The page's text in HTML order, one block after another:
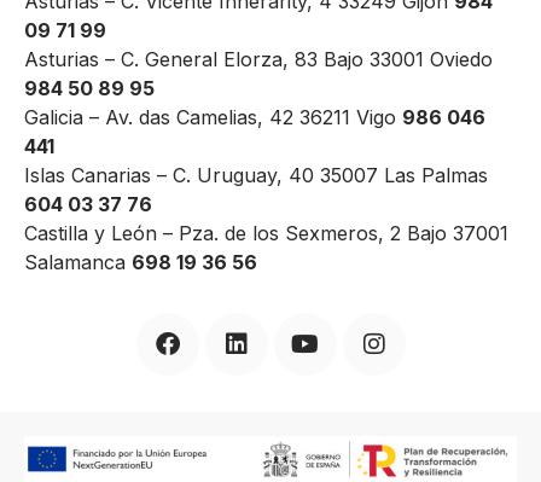
09 71 99
Asturias – C. General Elorza, 83 Bajo 33001 Oviedo
984 50 89 95
Galicia – Av. das Camelias, 42 36211 Vigo 986 046
441
Islas Canarias – C. Uruguay, 40 35007 Las Palmas
604 03 37 76
Castilla y León – Pza. de los Sexmeros, 2 Bajo 37001
Salamanca 698 19 36 56